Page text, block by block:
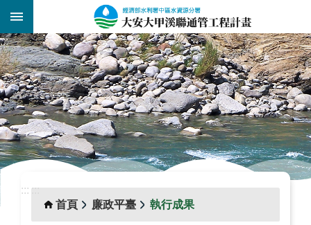
跳到主要內容區塊
::: _
::: :::
首頁
廉政平臺 執行成果